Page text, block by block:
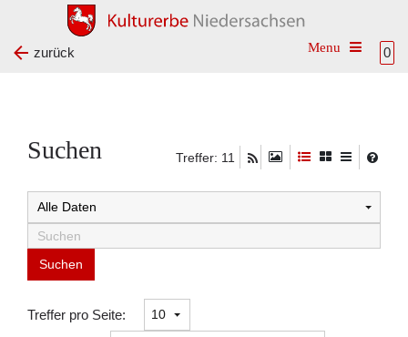
0
Toggle
zurück
Suchen Treffer: 11
Suchtreffer:
Treffer pro Seite: